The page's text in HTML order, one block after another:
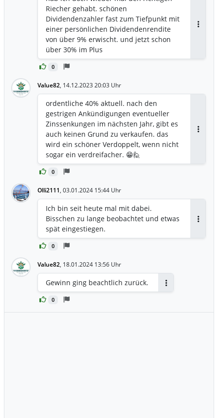
0
Riecher gehabt. schönen
Dividendenzahler fast zum Tiefpunkt mit
einer persönlichen Dividendenrendite
von über 9% erwischt. und jetzt schon
über 30% im Plus
Value82, 14.12.2023 20:03 Uhr
0
ordentliche 40% aktuell. nach den
gestrigen Ankündigungen eventueller
Zinssenkungen im nächsten Jahr, gibt es
auch keinen Grund zu verkaufen. das
wird ein schöner Verdoppelt, wenn nicht
sogar ein verdreifacher. 😁🙋
Olli2111, 03.01.2024 15:44 Uhr
0
Ich bin seit heute mal mit dabei.
Bisschen zu lange beobachtet und etwas
spät eingestiegen.
Value82, 18.01.2024 13:56 Uhr
0
Gewinn ging beachtlich zurück.